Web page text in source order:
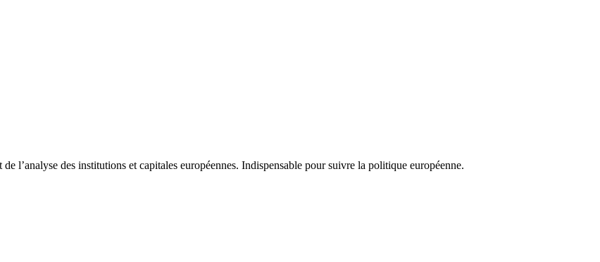
l’analyse des institutions et capitales européennes. Indispensable pour suivre la politique européenne.